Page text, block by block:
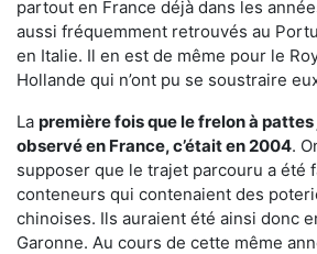
partout en France déjà dans les
aussi fréquemment retrouvés au
en Italie. Il en est de même pour le
Hollande qui n’ont pu se soustraire
La première fois que le frelon à pattes
observé en France, c’était en 2004.
supposer que le trajet parcouru a été
conteneurs qui contenaient des
chinoises. Ils auraient été ainsi donc
Garonne. Au cours de cette même